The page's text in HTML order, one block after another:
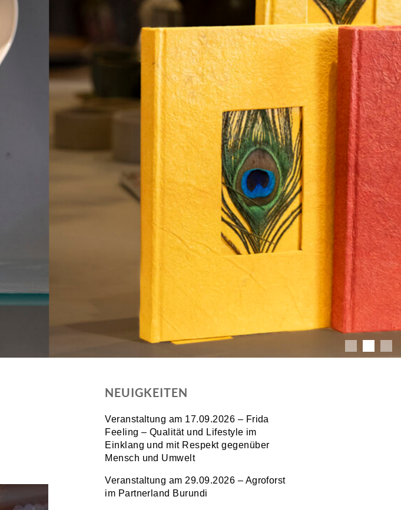
NEUIGKEITEN
Veranstaltung am 17.09.2026 – Frida
Feeling – Qualität und Lifestyle im
Einklang und mit Respekt gegenüber
Mensch und Umwelt
Veranstaltung am 29.09.2026 – Agroforst
im Partnerland Burundi